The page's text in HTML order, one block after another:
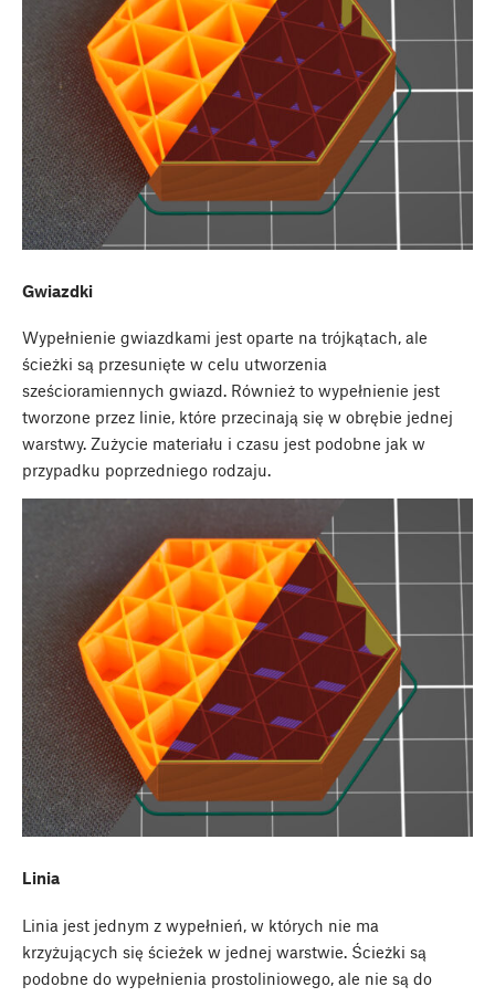
Gwiazdki
Wypełnienie gwiazdkami jest oparte na trójkątach, ale
ścieżki są przesunięte w celu utworzenia
sześcioramiennych gwiazd. Również to wypełnienie jest
tworzone przez linie, które przecinają się w obrębie jednej
warstwy. Zużycie materiału i czasu jest podobne jak w
przypadku poprzedniego rodzaju.
Linia
Linia jest jednym z wypełnień, w których nie ma
krzyżujących się ścieżek w jednej warstwie. Ścieżki są
podobne do wypełnienia prostoliniowego, ale nie są do